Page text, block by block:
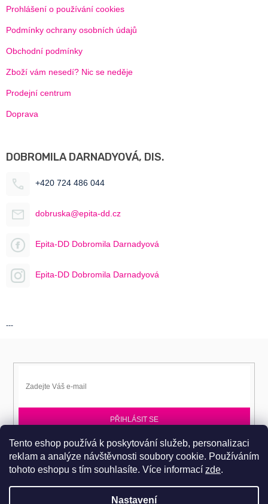
Tento eshop používá k poskytování služeb, personalizaci
reklam a analýze návštěvnosti soubory cookie. Používáním
tohoto eshopu s tím souhlasíte. Více informací zde.
Nastavení
Prohlášení o používání cookies
Podmínky ochrany osobních údajů
Obchodní podmínky
Zboží vám nesedí? Nic se neděje
Prodejní centrum
Doprava
DOBROMILA DARNADYOVÁ, DIS.
+420 724 486 044
dobruska@epita-dd.cz
Epita-DD Dobromila Darnadyová
Epita-DD Dobromila Darnadyová
---
PŘIHLÁSIT SE
Přihlaste se k EPITA-DD a získávejte novinky jako první.